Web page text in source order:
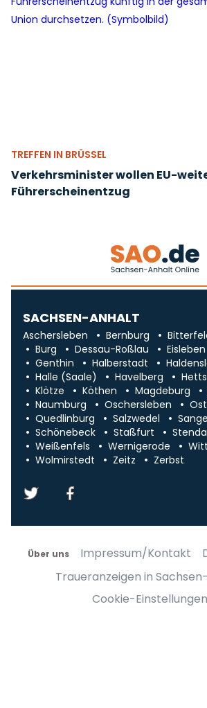
TREFFEN IN BRÜSSEL
Verkehrsminister wollen EU-
Führerscheinentzug
SACHSEN-ANHALT
Aschersleben Bernburg
Burg
Dessau-Roßlau Eisleben
Genthin
Halberstadt
Halle (Saale)
Havelberg
Klötze
Köthen Magdeburg
Naumburg
Oschersleben
Quedlinburg
Salzwedel
Schönebeck
Staßfurt
Weißenfels
Wernigerode
Wolmirstedt
Zeitz Zerbst
Über uns Impressum/Kontakt
Traueranzeigen in
Cookie-Einstellungen